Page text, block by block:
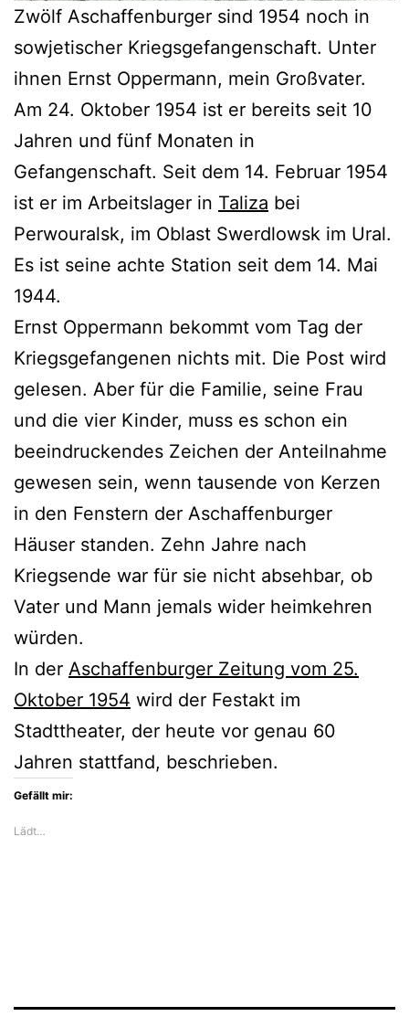
Zwölf Aschaffenburger sind 1954 noch in
sowjetischer Kriegsgefangenschaft. Unter
ihnen Ernst Oppermann, mein Großvater.
Am 24. Oktober 1954 ist er bereits seit 10
Jahren und fünf Monaten in
Gefangenschaft. Seit dem 14. Februar 1954
ist er im Arbeitslager in Taliza bei
Perwouralsk, im Oblast Swerdlowsk im Ural.
Es ist seine achte Station seit dem 14. Mai
1944.
Ernst Oppermann bekommt vom Tag der
Kriegsgefangenen nichts mit. Die Post wird
gelesen. Aber für die Familie, seine Frau
und die vier Kinder, muss es schon ein
beeindruckendes Zeichen der Anteilnahme
gewesen sein, wenn tausende von Kerzen
in den Fenstern der Aschaffenburger
Häuser standen. Zehn Jahre nach
Kriegsende war für sie nicht absehbar, ob
Vater und Mann jemals wider heimkehren
würden.
In der Aschaffenburger Zeitung vom 25.
Oktober 1954 wird der Festakt im
Stadttheater, der heute vor genau 60
Jahren stattfand, beschrieben.
Gefällt mir:
Lädt…